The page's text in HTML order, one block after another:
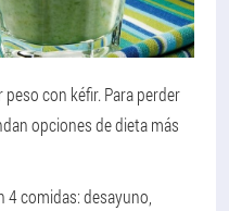
con kéfir. Para perder
opciones de dieta más
4 comidas: desayuno,